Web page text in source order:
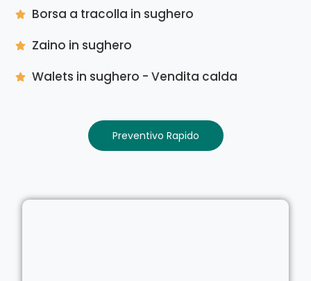
Borsa a tracolla in sughero
Zaino in sughero
Walets in sughero - Vendita calda
Preventivo Rapido